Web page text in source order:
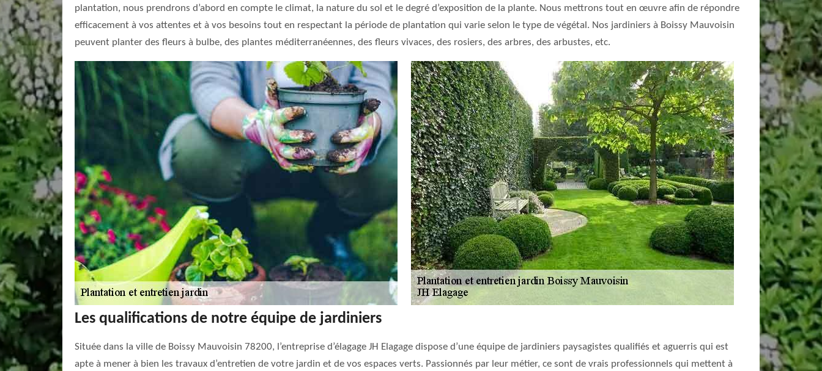
plantation, nous prendrons d’abord en compte le climat, la nature du sol et le degré d’exposition de la plante. Nous mettrons tout en œuvre afin de répondre
efficacement à vos attentes et à vos besoins tout en respectant la période de plantation qui varie selon le type de végétal. Nos jardiniers à Boissy Mauvoisin
peuvent planter des fleurs à bulbe, des plantes méditerranéennes, des fleurs vivaces, des rosiers, des arbres, des arbustes, etc.
Les qualifications de notre équipe de jardiniers
Située dans la ville de Boissy Mauvoisin 78200, l’entreprise d’élagage JH Elagage dispose d’une équipe de jardiniers paysagistes qualifiés et aguerris qui est
apte à mener à bien les travaux d’entretien de votre jardin et de vos espaces verts. Passionnés par leur métier, ce sont de vrais professionnels qui mettent à